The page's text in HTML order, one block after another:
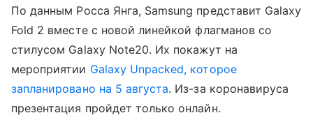
По данным Росса Янга, Samsung представит Galaxy
Fold 2 вместе с новой линейкой флагманов со
стилусом Galaxy Note20. Их покажут на
мероприятии Galaxy Unpacked, которое
запланировано на 5 августа. Из-за коронавируса
презентация пройдет только онлайн.